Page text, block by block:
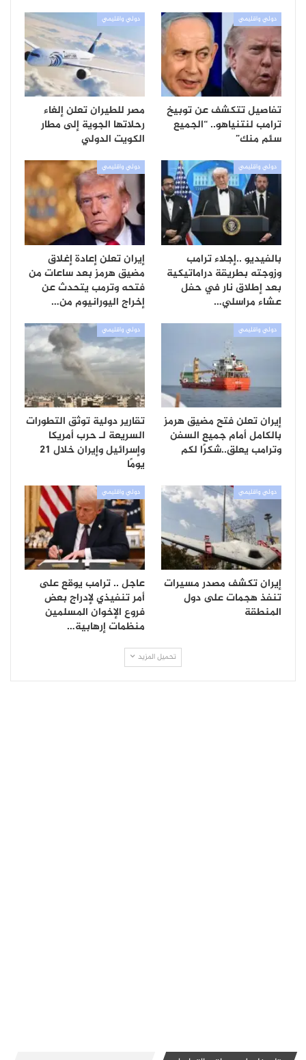
دولي واقليمي
تفاصيل تتكشف عن توبيخ
ترامب لنتنياهو.. “الجميع
سئم منك”
دولي واقليمي
مصر للطيران تعلن إلغاء
رحلاتها الجوية إلى مطار
الكويت الدولي
دولي واقليمي
بالفيديو ..إجلاء ترامب
وزوجته بطريقة دراماتيكية
بعد إطلاق نار في حفل
عشاء مراسلي…
دولي واقليمي
إيران تعلن إعادة إغلاق
مضيق هرمز بعد ساعات من
فتحه وترمب يتحدث عن
إخراج اليورانيوم من…
دولي واقليمي
إيران تعلن فتح مضيق هرمز
بالكامل أمام جميع السفن
وترامب يعلق..شكرًا لكم
دولي واقليمي
تقارير دولية توثق التطورات
السريعة لـ حرب أمريكا
وإسرائيل وإيران خلال 21
يومًا
دولي واقليمي
إيران تكشف مصدر مسيرات
تنفذ هجمات على دول
المنطقة
دولي واقليمي
عاجل .. ترامب يوقع على
أمر تنفيذي لإدراج بعض
فروع الإخوان المسلمين
منظمات إرهابية…
تحميل المزيد